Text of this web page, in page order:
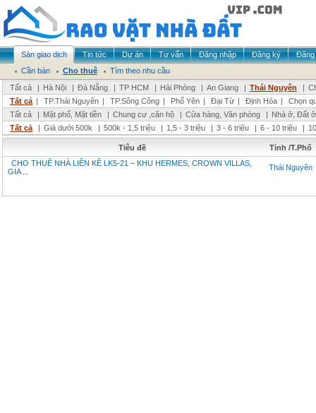
Sàn giao dịch Tin tức Dự án Tư vấn Đăng nhập Đăng ký
Đăng
Cần bán
Cho thuê
Tìm theo nhu cầu
Tất cả
| Hà Nội | Đà Nẵng | TP HCM | Hải Phòng | An Giang | Thái Nguyên |
Tất cả | TP.Thái Nguyên | TP.Sông Công | Phổ Yên | Đại Từ | Định Hóa |
Chọn
Tất cả
| Mặt phố, Mặt tiền | Chung cư ,căn hộ | Cửa hàng, Văn phòng | Nhà ở, Đất ở
Tất cả
| Giá dưới 500k | 500k - 1,5 triệu | 1,5 - 3 triệu | 3 - 6 triệu | 6 - 10 triệu |
Tiêu đề
Tỉnh /T.Phố
CHO THUÊ NHÀ LIỀN KỀ LK5-21 – KHU HERMES, CROWN VILLAS,
GIA ...
Thái Nguyên